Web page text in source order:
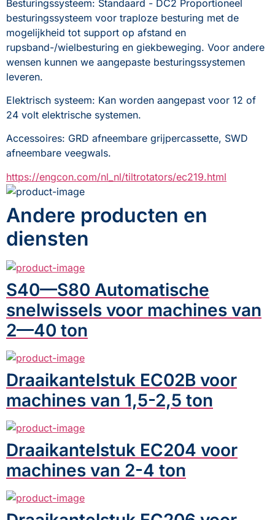
Besturingssysteem: Standaard - DC2 Proportioneel
besturingssysteem voor traploze besturing met de
mogelijkheid tot support op afstand en
rupsband-/wielbesturing en giekbeweging. Voor andere
wensen kunnen we aangepaste besturingssystemen
leveren.
Elektrisch systeem: Kan worden aangepast voor 12 of
24 volt elektrische systemen.
Accessoires: GRD afneembare grijpercassette, SWD
afneembare veegwals.
https://engcon.com/nl_nl/tiltrotators/ec219.html
Andere producten en
diensten
S40—S80 Automatische
snelwissels voor machines van
2—40 ton
Draaikantelstuk EC02B voor
machines van 1,5-2,5 ton
Draaikantelstuk EC204 voor
machines van 2-4 ton